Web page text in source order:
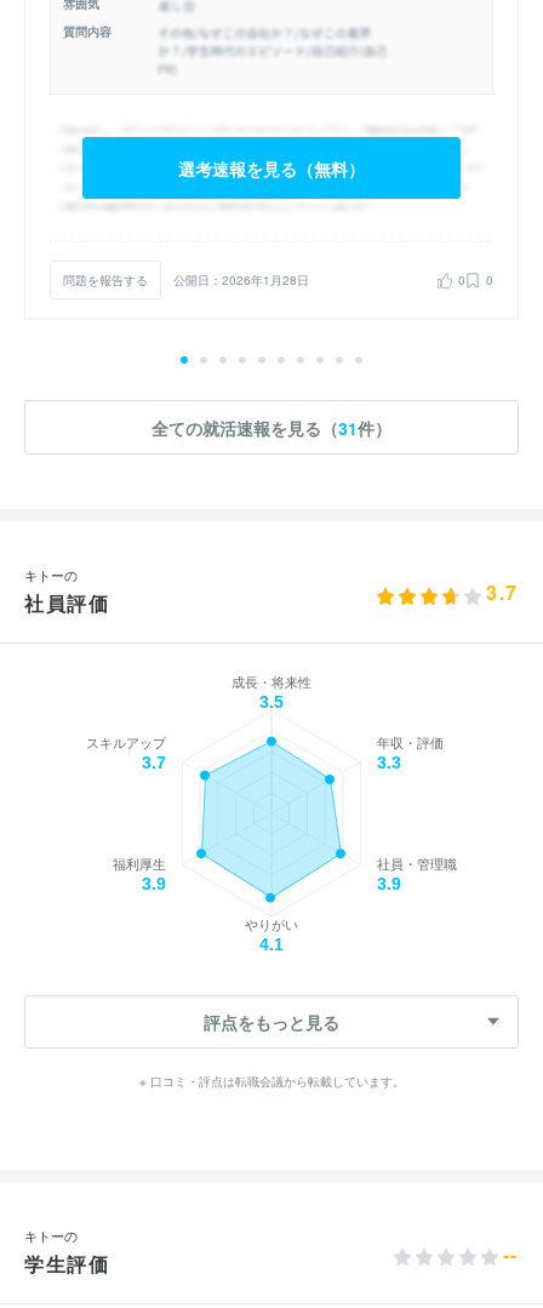
雰囲気
質問内容
選考速報を見る（無料）
問題を報告する 公開日：2026年1月28日 0 0
全ての就活速報を見る（31件）
キトーの
社員評価 3.7
成長・将来性
3.5
年収・評価
3.3
社員・管理職
3.9
やりがい
4.1
福利厚生
3.9
スキルアップ
3.7
評点をもっと見る
※ 口コミ・評点は転職会議から転載しています。
キトーの
学生評価 --